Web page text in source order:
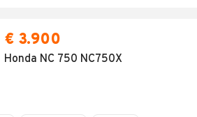
€ 3.900
Honda NC 750 NC750X